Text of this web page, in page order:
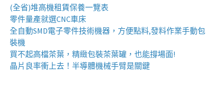
(全省)堆高機租賃保養一覽表
零件量產就選CNC車床
全自動SMD電子零件技術機器 ，方便點料,發料作業手動包
裝機
買不起高檔茶葉，精緻包裝茶葉罐 ，也能撐場面!
晶片良率衝上去！ 半導體機械手臂是關鍵